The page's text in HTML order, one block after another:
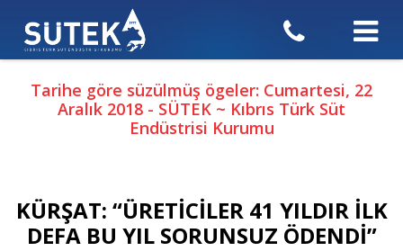
Tarihe göre süzülmüş ögeler: Cumartesi, 22
Aralık 2018 - SÜTEK ~ Kıbrıs Türk Süt
Endüstrisi Kurumu
KÜRŞAT: “ÜRETİCİLER 41 YILDIR İLK
DEFA BU YIL SORUNSUZ ÖDENDİ”